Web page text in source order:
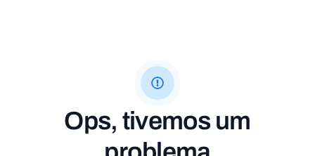
Ops, tivemos um